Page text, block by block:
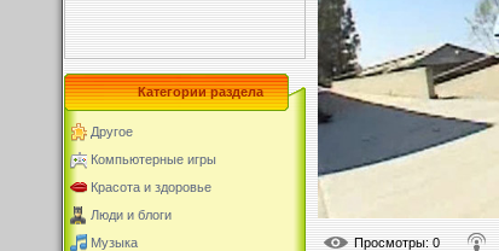
Категории раздела
Другое
Компьютерные игры
Красота и здоровье
Люди и блоги
Музыка
Просмотры: 0